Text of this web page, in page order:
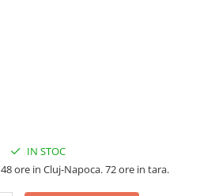
IN STOC
48 ore in Cluj-Napoca. 72 ore in tara.